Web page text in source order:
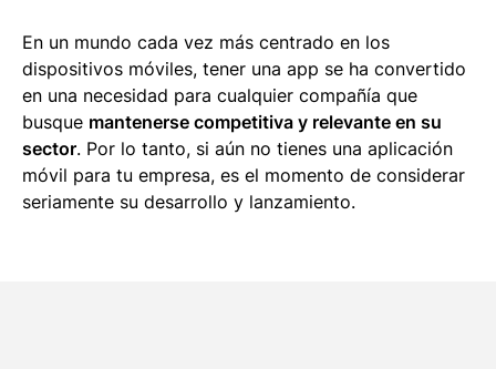
En un mundo cada vez más centrado en los
dispositivos móviles, tener una app se ha convertido
en una necesidad para cualquier compañía que
busque mantenerse competitiva y relevante en su
sector. Por lo tanto, si aún no tienes una aplicación
móvil para tu empresa, es el momento de considerar
seriamente su desarrollo y lanzamiento.